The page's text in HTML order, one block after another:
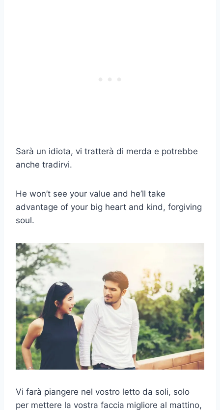
Sarà un idiota, vi tratterà di merda e potrebbe
anche tradirvi.
He won’t see your value and he’ll take
advantage of your big heart and kind, forgiving
soul.
Vi farà piangere nel vostro letto da soli, solo
per mettere la vostra faccia migliore al mattino,